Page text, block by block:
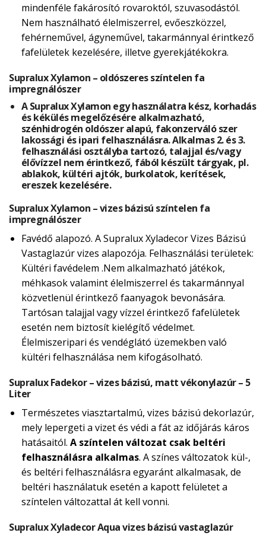
mindenféle fakárosító rovaroktól, szuvasodástól.
Nem használható élelmiszerrel, evőeszközzel,
fehérneművel, ágyneművel, takarmánnyal érintkező
fafelületek kezelésére, illetve gyerekjátékokra.
Supralux Xylamon – oldószeres színtelen fa
impregnálószer
A Supralux Xylamon egy használatra kész, korhadás
és kékülés megelőzésére alkalmazható,
szénhidrogén oldószer alapú, fakonzerváló szer
lakossági és ipari felhasználásra. Alkalmas 2. és 3.
felhasználási osztályba tartozó, talajjal és/vagy
élővízzel nem érintkező, fából készült tárgyak, pl.
ablakok, kültéri ajtók, burkolatok, kerítések,
ereszek kezelésére.
Supralux Xylamon – vizes bázisú színtelen fa
impregnálószer
Favédő alapozó. A Supralux Xyladecor Vizes Bázisú
Vastaglazúr vizes alapozója. Felhasználási területek:
Kültéri favédelem .Nem alkalmazható játékok,
méhkasok valamint élelmiszerrel és takarmánnyal
közvetlenül érintkező faanyagok bevonására.
Tartósan talajjal vagy vízzel érintkező fafelületek
esetén nem biztosít kielégítő védelmet.
Élelmiszeripari és vendéglátó üzemekben való
kültéri felhasználása nem kifogásolható.
Supralux Fadekor – vizes bázisú, matt vékonylazúr – 5
Liter
Természetes viasztartalmú, vizes bázisú dekorlazúr,
mely lepergeti a vizet és védi a fát az időjárás káros
hatásaitól. A színtelen változat csak beltéri
felhasználásra alkalmas. A színes változatok kül-,
és beltéri felhasználásra egyaránt alkalmasak, de
beltéri használatuk esetén a kapott felületet a
színtelen változattal át kell vonni.
Supralux Xyladecor Aqua vizes bázisú vastaglazúr